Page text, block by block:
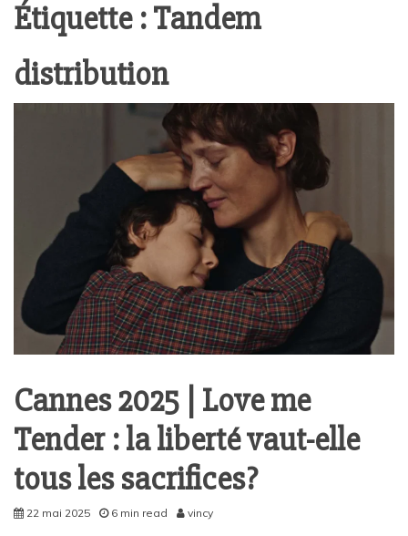
Étiquette :Tandem
distribution
Cannes 2025 | Love me
Tender : la liberté vaut-elle
tous les sacrifices?
22 mai 2025 6 min read vincy